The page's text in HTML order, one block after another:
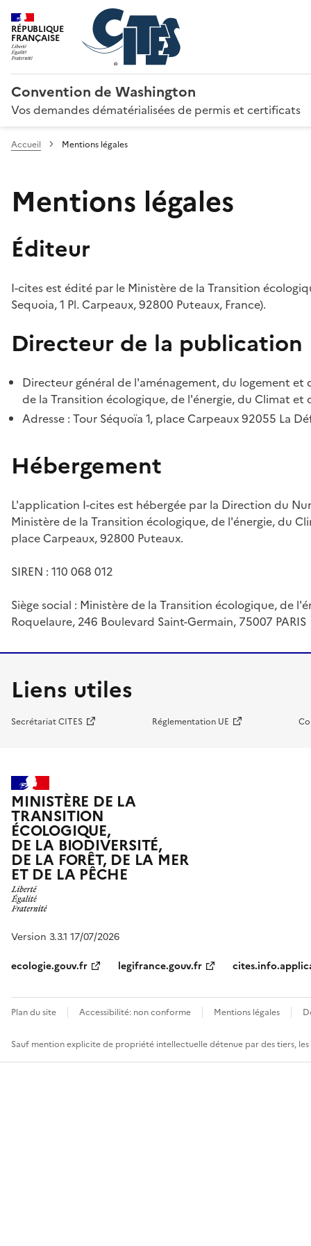
RÉPUBLIQUE
FRANÇAISE
Convention de Washington
Vos demandes dématérialisées de permis et certificats
Accueil Mentions légales
Mentions légales
Éditeur
I-cites est édité par le Ministère de la Transition
Sequoia, 1 Pl. Carpeaux, 92800 Puteaux, France).
Directeur de la publication
Directeur général de l'aménagement, du logement
de la Transition écologique, de l'énergie, du Climat et
Adresse : Tour Séquoïa 1, place Carpeaux 92055 La
Hébergement
L'application I-cites est hébergée par la Direction du
Ministère de la Transition écologique, de l'énergie, du
place Carpeaux, 92800 Puteaux.
SIREN : 110 068 012
Siège social : Ministère de la Transition écologique, de
Roquelaure, 246 Boulevard Saint-Germain, 75007 PARIS
Liens utiles
Secrétariat CITES Réglementation UE
MINISTÈRE DE LA
TRANSITION
ÉCOLOGIQUE,
DE LA BIODIVERSITÉ,
DE LA FORÊT, DE LA MER
ET DE LA PÊCHE
Version 3.3.1 17/07/2026
ecologie.gouv.fr
legifrance.gouv.fr
Plan du site Accessibilité: non conforme Mentions légales
Sauf mention explicite de propriété intellectuelle détenue par des tiers,